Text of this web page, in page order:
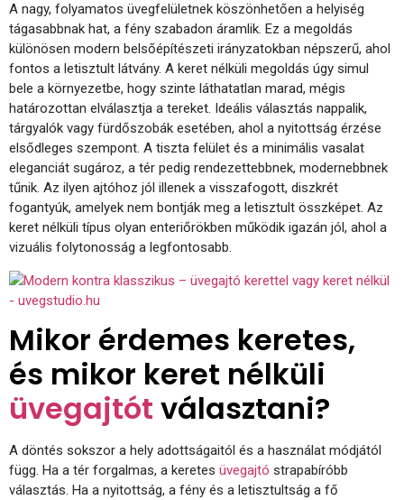
A nagy, folyamatos üvegfelületnek köszönhetően a helyiség
tágasabbnak hat, a fény szabadon áramlik. Ez a megoldás
különösen modern belsőépítészeti irányzatokban népszerű, ahol
fontos a letisztult látvány. A keret nélküli megoldás úgy simul
bele a környezetbe, hogy szinte láthatatlan marad, mégis
határozottan elválasztja a tereket. Ideális választás nappalik,
tárgyalók vagy fürdőszobák esetében, ahol a nyitottság érzése
elsődleges szempont. A tiszta felület és a minimális vasalat
eleganciát sugároz, a tér pedig rendezettebbnek, modernebbnek
tűnik. Az ilyen ajtóhoz jól illenek a visszafogott, diszkrét
fogantyúk, amelyek nem bontják meg a letisztult összképet. Az
keret nélküli típus olyan enteriőrökben működik igazán jól, ahol a
vizuális folytonosság a legfontosabb.
Mikor érdemes keretes,
és mikor keret nélküli
üvegajtót választani?
A döntés sokszor a hely adottságaitól és a használat módjától
függ. Ha a tér forgalmas, a keretes üvegajtó strapabíróbb
választás. Ha a nyitottság, a fény és a letisztultság a fő